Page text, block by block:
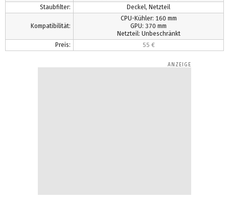
Staubfilter:
Deckel, Netzteil
Kompatibilität:
CPU-Kühler: 160 mm
GPU: 370 mm
Netzteil: Unbeschränkt
Preis:
55 €